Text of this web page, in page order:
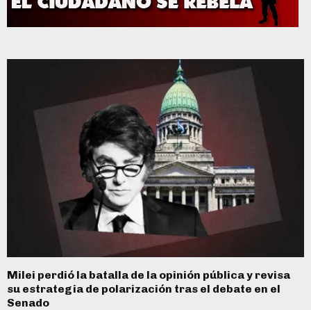
Milei perdió la batalla de la opinión pública y revisa
su estrategia de polarización tras el debate en el
Senado